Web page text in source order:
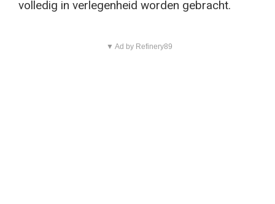
volledig in verlegenheid worden gebracht.
▼ Ad by Refinery89